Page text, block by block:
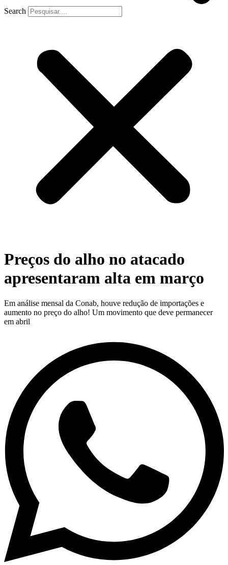
Search
Preços do alho no atacado
apresentaram alta em março
Em análise mensal da Conab, houve redução de importações e
aumento no preço do alho! Um movimento que deve permanecer
em abril